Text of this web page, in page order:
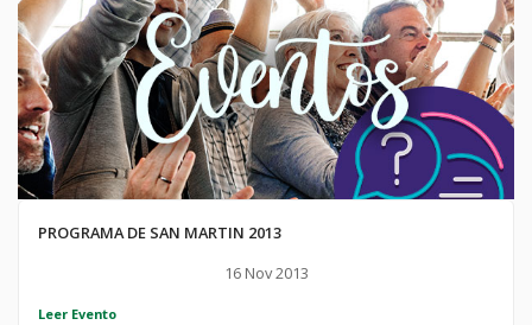
PROGRAMA DE SAN MARTIN 2013
16 Nov 2013
Leer Evento